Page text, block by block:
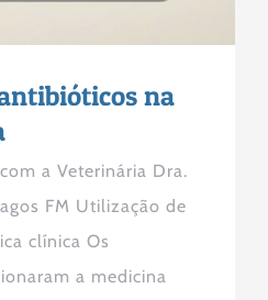
na
a Veterinária Dra.
FM Utilização de
clínica Os
a medicina